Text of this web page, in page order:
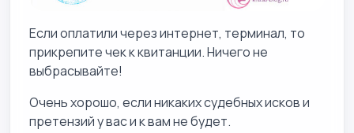
Если оплатили через интернет, терминал, то
прикрепите чек к квитанции. Ничего не
выбрасывайте!
Очень хорошо, если никаких судебных исков и
претензий у вас и к вам не будет.